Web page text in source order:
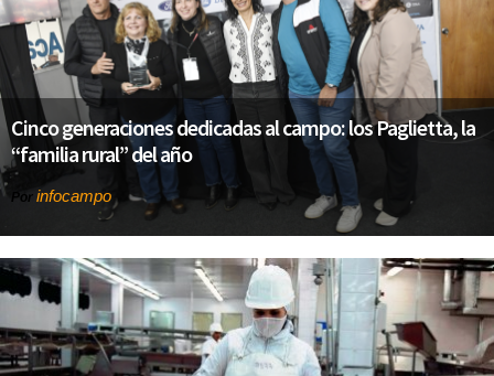
Cinco generaciones dedicadas al campo: los Paglietta, la
“familia rural” del año
Por infocampo